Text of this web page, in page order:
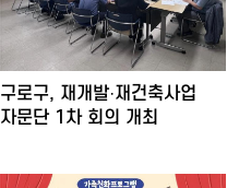
구로구, 재개발·재건축사업
자문단 1차 회의 개최